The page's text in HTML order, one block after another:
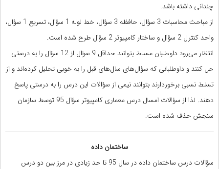
چندانی داشته باشد.
از مباحث محاسبات 3 سؤال، حافظه 3 سؤال، خط لوله 1 سؤال، تسریع 1 سؤال،
واحد کنترل 2 سؤال و ساختار کامپیوتر 2 سؤال طرح شده است.
انتظار می‌رود داوطلبان مسلط بتوانند حداقل 9 سؤال از 12 سؤال را به درستی
حل کنند و داوطلبانی که سؤال‌های سال‌های قبل را به خوبی تحلیل کرده‌اند و از
تسلط نسبی برخوردارند بتوانند نیمی از سؤالات این درس را به درستی پاسخ
دهند. لذا از سؤالات امسال درس معماری کامپیوتر سؤال 95 توسط سازمان
سنجش حذف شده است.
ساختمان داده
سؤالات درس ساختمان داده در سال 95 تا حد زیادی در مرز بین دو درس